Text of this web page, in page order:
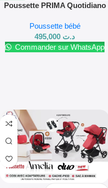
Poussette PRIMA Quotidiano
Poussette bébé
د.ت
Commander sur WhatsApp